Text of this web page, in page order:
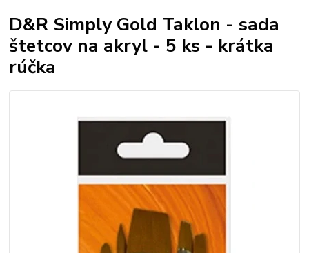
D&R Simply Gold Taklon - sada
štetcov na akryl - 5 ks - krátka
rúčka